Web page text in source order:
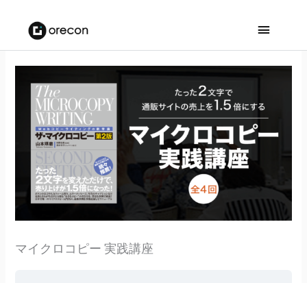
メ
イ
ン
メ
ニ
ュ
ー
マイクロコピー 実践講座